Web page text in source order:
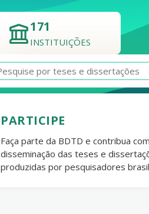
171
INSTITUIÇÕES
PARTICIPE
Faça parte da BDTD e contribua
disseminação das teses e
produzidas por pesquisadores